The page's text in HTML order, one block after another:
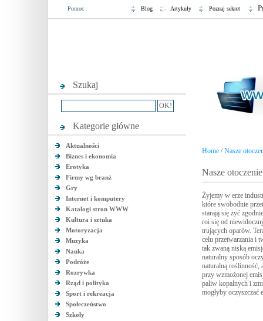
Pomoc Poznaj sekret
Artykuły
Blog
Szukaj
Kategorie główne
Aktualności
Biznes i ekonomia
Erotyka
Firmy wg branż
Gry
Internet i komputery
Katalogi stron WWW
Kultura i sztuka
Motoryzacja
Muzyka
Nauka
Podróże
Rozrywka
Rząd i polityka
Sport i rekreacja
Społeczeństwo
Szkoły
Home /Nasze
Nasze otoczenie
Żyjemy w erze
które swobodnie
starają się żyć
roi się od
trujących oparów.
celu przetwarzania i
tak zwaną niską
naturalny sposób
naturalną roślinność,
przy wzmożonej
paliw kopalnych i
mogłyby oczyszczać